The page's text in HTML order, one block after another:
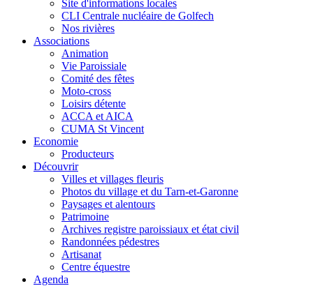
Site d'informations locales
CLI Centrale nucléaire de Golfech
Nos rivières
Associations
Animation
Vie Paroissiale
Comité des fêtes
Moto-cross
Loisirs détente
ACCA et AICA
CUMA St Vincent
Economie
Producteurs
Découvrir
Villes et villages fleuris
Photos du village et du Tarn-et-Garonne
Paysages et alentours
Patrimoine
Archives registre paroissiaux et état civil
Randonnées pédestres
Artisanat
Centre équestre
Agenda